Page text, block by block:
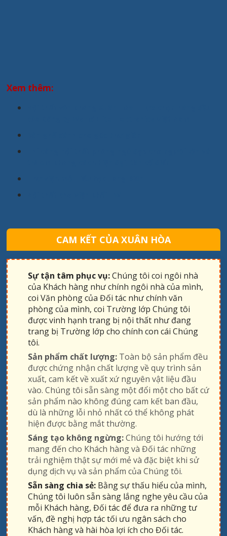
Xem thêm:
CAM KẾT CỦA XUÂN HÒA
Sự tận tâm phục vụ:Chúng tôi coi ngôi nhà
của Khách hàng như chính ngôi nhà của mình,
coi Văn phòng của Đối tác như chính văn
phòng của mình, coi Trường lớp Chúng tôi
được vinh hạnh trang bị nội thất như đang
trang bị Trường lớp cho chính con cái Chúng
tôi.
Sản phẩm chất lượng: Toàn bộ sản phẩm đều
được chứng nhận chất lượng về quy trình sản
xuất, cam kết về xuất xứ nguyên vật liệu đầu
vào. Chúng tôi sẵn sàng một đổi một cho bất cứ
sản phẩm nào không đúng cam kết ban đầu,
dù là những lỗi nhỏ nhất có thể không phát
hiện được bằng mắt thường.
Sáng tạo không ngừng:Chúng tôi hướng tới
mang đến cho Khách hàng và Đối tác những
trải nghiệm thật sự mới mẻ và đặc biệt khi sử
dụng dịch vụ và sản phẩm của Chúng tôi.
Sẵn sàng chia sẻ: Bằng sự thấu hiểu của mình,
Chúng tôi luôn sẵn sàng lắng nghe yêu cầu của
mỗi Khách hàng, Đối tác để đưa ra những tư
vấn, đề nghị hợp tác tối ưu ngân sách cho
Khách hàng và hài hòa lợi ích cho Đối tác.